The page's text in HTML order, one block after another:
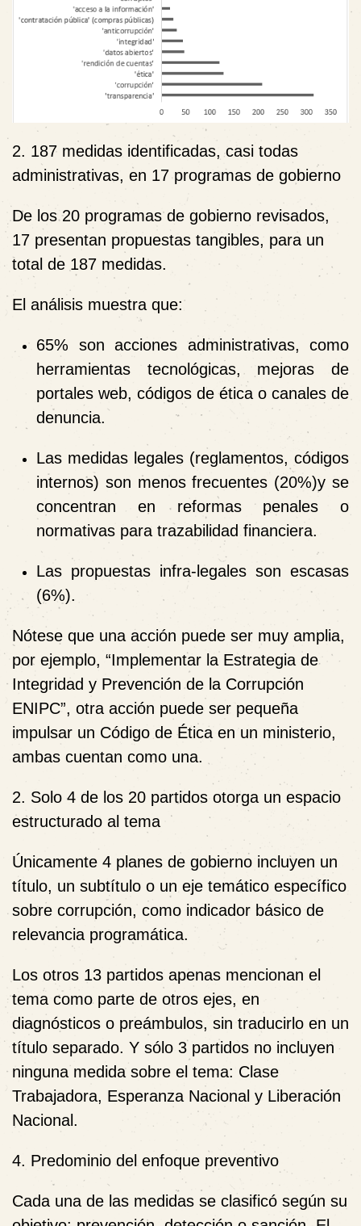
2. 187 medidas identificadas, casi todas
administrativas, en 17 programas de gobierno
De los 20 programas de gobierno revisados,
17 presentan propuestas tangibles, para un
total de 187 medidas.
El análisis muestra que:
65% son acciones administrativas, como
herramientas tecnológicas, mejoras de
portales web, códigos de ética o canales de
denuncia.
Las medidas legales (reglamentos, códigos
internos) son menos frecuentes (20%)y se
concentran en reformas penales o
normativas para trazabilidad financiera.
Las propuestas infra-legales son escasas
(6%).
Nótese que una acción puede ser muy amplia,
por ejemplo, “Implementar la Estrategia de
Integridad y Prevención de la Corrupción
ENIPC”, otra acción puede ser pequeña
impulsar un Código de Ética en un ministerio,
ambas cuentan como una.
2. Solo 4 de los 20 partidos otorga un espacio
estructurado al tema
Únicamente 4 planes de gobierno incluyen un
título, un subtítulo o un eje temático específico
sobre corrupción, como indicador básico de
relevancia programática.
Los otros 13 partidos apenas mencionan el
tema como parte de otros ejes, en
diagnósticos o preámbulos, sin traducirlo en un
título separado. Y sólo 3 partidos no incluyen
ninguna medida sobre el tema: Clase
Trabajadora, Esperanza Nacional y Liberación
Nacional.
4. Predominio del enfoque preventivo
Cada una de las medidas se clasificó según su